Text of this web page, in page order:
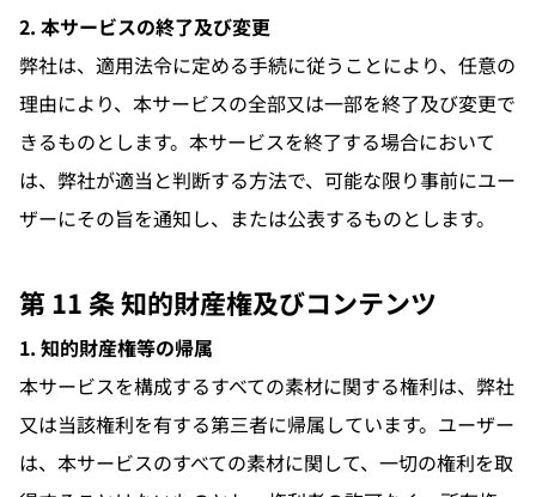
2. 本サービスの終了及び変更
弊社は、適用法令に定める手続に従うことにより、任意の
理由により、本サービスの全部又は一部を終了及び変更で
きるものとします。本サービスを終了する場合において
は、弊社が適当と判断する方法で、可能な限り事前にユー
ザーにその旨を通知し、または公表するものとします。
第 11 条 知的財産権及びコンテンツ
1. 知的財産権等の帰属
本サービスを構成するすべての素材に関する権利は、弊社
又は当該権利を有する第三者に帰属しています。ユーザー
は、本サービスのすべての素材に関して、一切の権利を取